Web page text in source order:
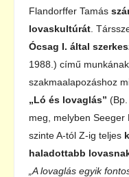
Flandorffer Tamás
lovaskultúrát .
Ócsag I. által
1988.) című
szakmaalapozáshoz
„Ló és lovaglás”
meg, melyben Seeger
szinte A-tól Z-ig teljes
haladottabb
„A lovaglás egyik